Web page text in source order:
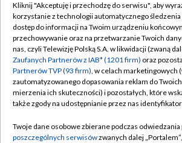
Abonament TVP
Sklep TVP
Biuro Reklamy
Oferta Handlowa
Telegazeta
Rada Programowa
Regulamin TVP
Polityka
Moje zgody
Biuro reklamy
Kontakt
Kanały
Kliknij "Akceptuję i przechodzę do serwisu", aby
korzystanie z technologii automatycznego śledzenia
dostęp do informacji na Twoim urządzeniu
przechowywanie oraz na przetwarzanie Twoich
nas, czyli Telewizję Polską S.A. w likwidacji (zwaną
Zaufanych Partnerów z IAB* (1201 firm) oraz
Partnerów TVP (93 firm), w celach marketingowych
zautomatyzowanego dopasowania reklam do
mierzenia ich skuteczności) i pozostałych, które
także zgody na udostępnianie przez nas
Twoje dane osobowe zbierane podczas odwiedzania
poszczególnych serwisówzwanych dalej